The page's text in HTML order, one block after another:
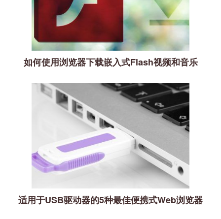
如何使用浏览器下载嵌入式Flash视频和音乐
适用于USB驱动器的5种最佳便携式Web浏览器